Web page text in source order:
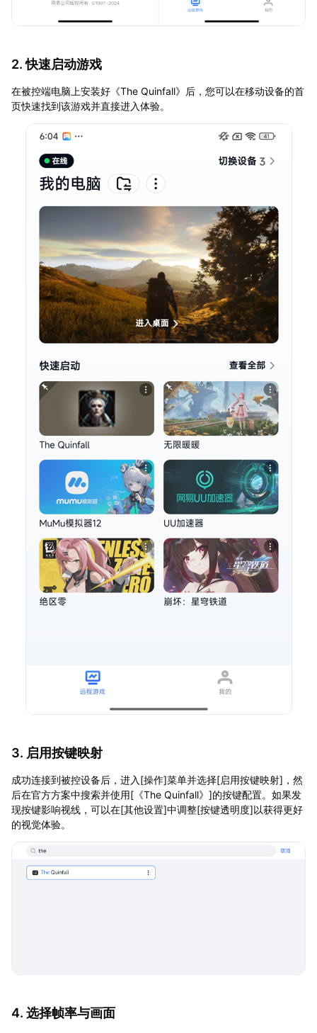
2. 快速启动游戏
在被控端电脑上安装好《The Quinfall》后，您可以在移动设备的首
页快速找到该游戏并直接进入体验。
3. 启用按键映射
成功连接到被控设备后，进入[操作]菜单并选择[启用按键映射]，然
后在官方方案中搜索并使用[《The Quinfall》]的按键配置。如果发
现按键影响视线，可以在[其他设置]中调整[按键透明度]以获得更好
的视觉体验。
4. 选择帧率与画面